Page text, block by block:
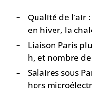
Qualité de l'air
en hiver, la
Liaison Paris
h, et nombre
Salaires sous
hors